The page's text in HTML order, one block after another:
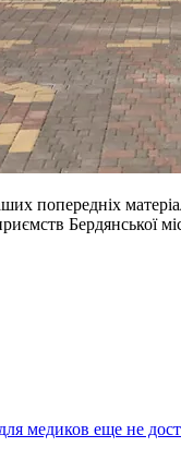
попередніх
Бердянської
медиков еще не